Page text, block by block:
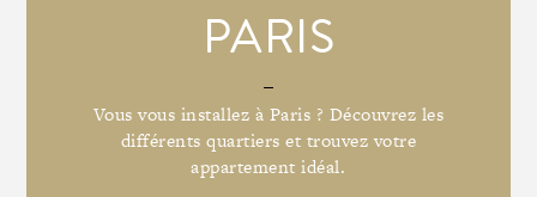
PARIS
Vous vous installez à Paris ? Découvrez les
différents quartiers et trouvez votre
appartement idéal.